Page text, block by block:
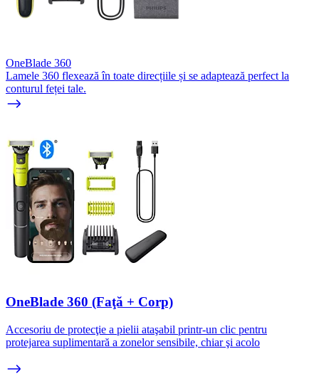
OneBlade 360
Lamele 360 flexează în toate direcțiile și se adaptează perfect la
conturul feței tale.
OneBlade 360 (Faţă + Corp)
Accesoriu de protecţie a pielii ataşabil printr-un clic pentru
protejarea suplimentară a zonelor sensibile, chiar şi acolo